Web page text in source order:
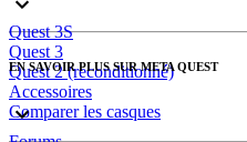
Quest 3S
Quest 3
Quest 2 (reconditionné)
Accessoires
Comparer les casques
EN SAVOIR PLUS SUR META QUEST